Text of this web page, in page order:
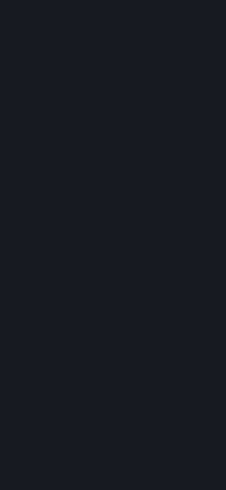
Binnen de relevante
terugbetaling aanvragen
Je kunt een volledige
winkel gekocht pakket
zijn overgedragen en de
items in het pakket minder
of een item in een spel
Steam je tijdens het
Valve doet geen
(bijvoorbeeld cd-sleutels of
Als je door VAC (het Valve
verlies je het recht om dat